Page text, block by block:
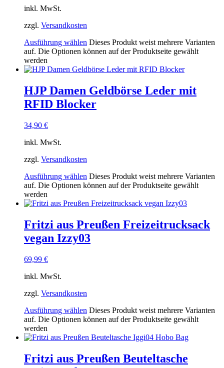
inkl. MwSt.
zzgl. Versandkosten
Ausführung wählen Dieses Produkt weist mehrere Varianten
auf. Die Optionen können auf der Produktseite gewählt
werden
HJP Damen Geldbörse Leder mit
RFID Blocker
34,90 €
inkl. MwSt.
zzgl. Versandkosten
Ausführung wählen Dieses Produkt weist mehrere Varianten
auf. Die Optionen können auf der Produktseite gewählt
werden
Fritzi aus Preußen Freizeitrucksack
vegan Izzy03
69,99 €
inkl. MwSt.
zzgl. Versandkosten
Ausführung wählen Dieses Produkt weist mehrere Varianten
auf. Die Optionen können auf der Produktseite gewählt
werden
Fritzi aus Preußen Beuteltasche